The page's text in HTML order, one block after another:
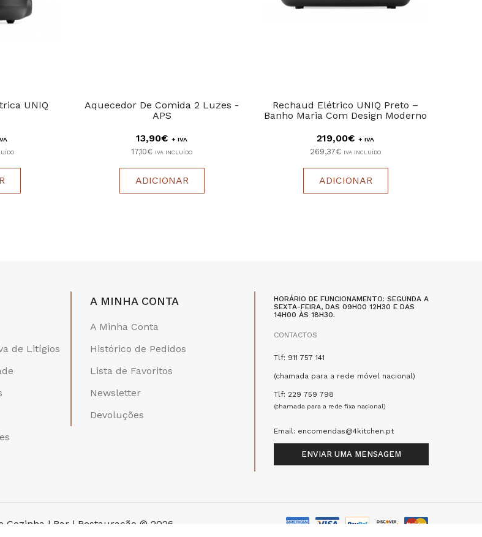
UNIQ
Aquecedor De Comida 2 Luzes -
APS
13,90€+ IVA
17,10€ IVA INCLUÍDO
ADICIONAR
Rechaud Elétrico UNIQ Preto –
Banho Maria Com Design Moderno
219,00€+ IVA
269,37€ IVA INCLUÍDO
ADICIONAR
de Litígios
A MINHA CONTA
A Minha Conta
Histórico de Pedidos
Lista de Favoritos
Newsletter
Devoluções
HORÁRIO DE FUNCIONAMENTO: SEGUNDA A
SEXTA-FEIRA, DAS 09H00 12H30 E DAS
14H00 ÀS 18H30.
CONTACTOS
Tlf: 911 757 141
(chamada para a rede móvel nacional)
Tlf: 229 759 798
(chamada para a rede fixa nacional)
Email: encomendas@4kitchen.pt
ENVIAR UMA MENSAGEM
Cozinha | Bar | Restauração © 2026